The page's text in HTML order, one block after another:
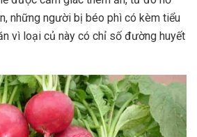
những người bị béo phì có kèm tiểu
vì loại củ này có chỉ số đường huyết